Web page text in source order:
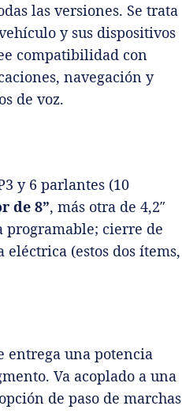
las versiones. Se trata
y sus dispositivos
compatibilidad con
navegación y
de voz.
y 6 parlantes (10
de 8”, más otra de 4,2″
cierre de
(estos dos ítems,
entrega una potencia
Va acoplado a una
de paso de marchas